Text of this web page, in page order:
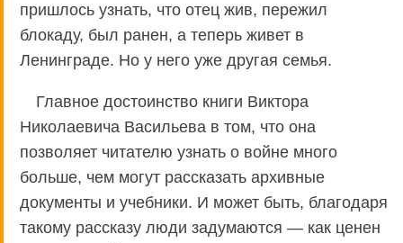
пришлось узнать, что отец жив, пережил
блокаду, был ранен, а теперь живет в
Ленинграде. Но у него уже другая семья.
Главное достоинство книги Виктора
Николаевича Васильева в том, что она
позволяет читателю узнать о войне много
больше, чем могут рассказать архивные
документы и учебники. И может быть, благодаря
такому рассказу люди задумаются — как ценен